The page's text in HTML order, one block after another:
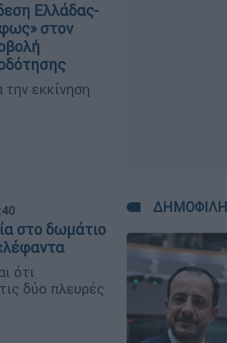
Ελλάδας-
στον
την εκκίνηση
στο δωμάτιο
ότι
δύο πλευρές
ΔΗΜΟΦΙΛΗ